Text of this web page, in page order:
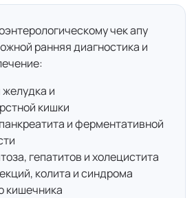
чек апу
ранняя диагностика и
желудка и
кишки
и ферментативной
гепатитов и холецистита
колита и синдрома
кишечника